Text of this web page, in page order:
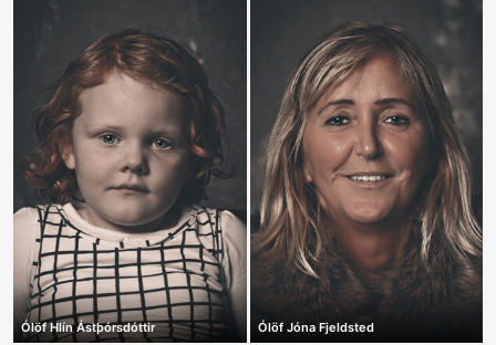
Ólöf Hlín Ástþórsdóttir Ólöf Jóna Fjeldsted